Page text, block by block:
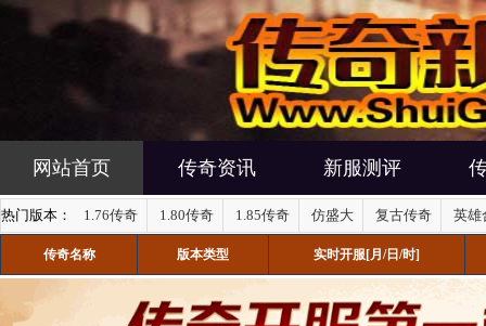
网站首页 传奇资讯 新服测评
热门版本： 1.76传奇 1.80传奇 1.85传奇 仿盛大 复古传奇 英雄
传奇名称 版本类型 实时开服[月/日/时]